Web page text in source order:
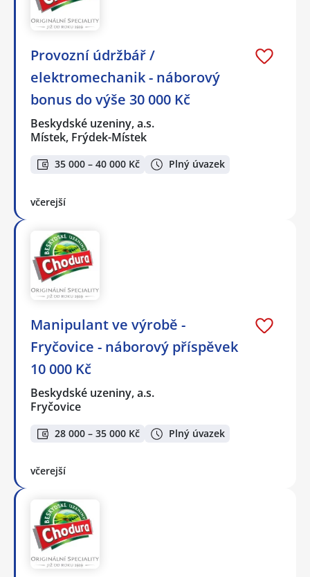
Provozní údržbář /
elektromechanik - náborový
bonus do výše 30 000 Kč
Beskydské uzeniny, a.s.
Místek, Frýdek-Místek
35 000 – 40 000 Kč Plný úvazek
včerejší
Manipulant ve výrobě -
Fryčovice - náborový příspěvek
10 000 Kč
Beskydské uzeniny, a.s.
Fryčovice
28 000 – 35 000 Kč Plný úvazek
včerejší